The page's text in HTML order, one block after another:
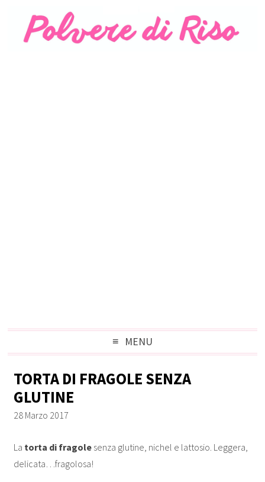
MENU
TORTA DI FRAGOLE SENZA
GLUTINE
28 Marzo 2017
La torta di fragole senza glutine, nichel e lattosio. Leggera,
delicata…fragolosa!